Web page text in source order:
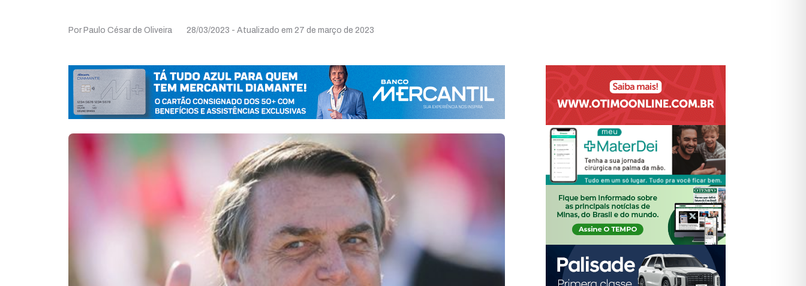
Por Paulo César de Oliveira 28/03/2023 - Atualizado em 27 de março de 2023